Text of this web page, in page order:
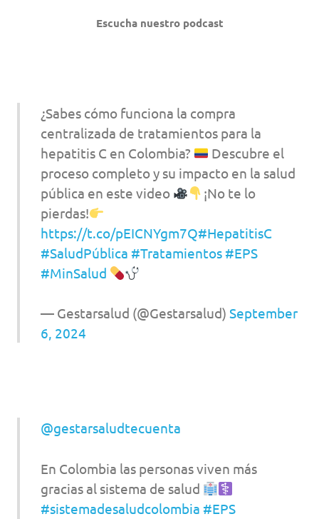
Escucha nuestro podcast
¿Sabes cómo funciona la compra
centralizada de tratamientos para la
hepatitis C en Colombia?
Descubre el
proceso completo y su impacto en la salud
pública en este video
¡No te lo
pierdas!
https://t.co/pEICNYgm7Q#HepatitisC
#SaludPública #Tratamientos #EPS
#MinSalud
— Gestarsalud (@Gestarsalud) September
6, 2024
@gestarsaludtecuenta
En Colombia las personas viven más
gracias al sistema de salud
#sistemadesaludcolombia #EPS